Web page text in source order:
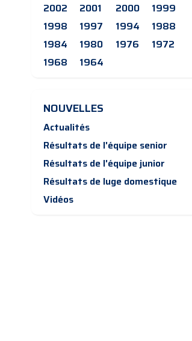
2002
2001 2000
1999
1998
1997 1994
1988
1984
1980 1976
1972
1968
1964
NOUVELLES
Actualités
Résultats de l'équipe senior
Résultats de l'équipe junior
Résultats de luge domestique
Vidéos